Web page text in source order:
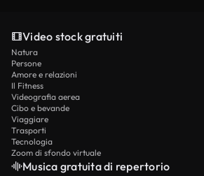
Video stock gratuiti
Natura
Persone
Amore e relazioni
Il Fitness
Videografia aerea
Cibo e bevande
Viaggiare
Trasporti
Tecnologia
Zoom di sfondo virtuale
Musica gratuita di repertorio